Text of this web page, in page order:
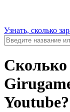
Узнать, сколько
Сколько
Youtube?